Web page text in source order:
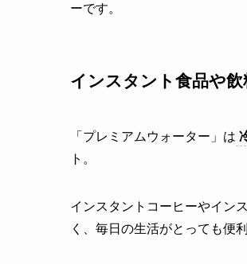
ーです。
インスタント食品や飲
「プレミアムウォーター」は
ト。
インスタントコーヒーやイン
く、毎日の生活がとっても便利